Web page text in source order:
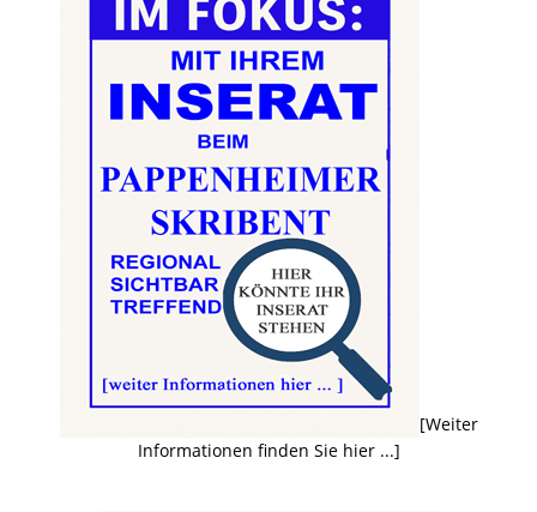
[Weiter
Informationen finden Sie hier ...]